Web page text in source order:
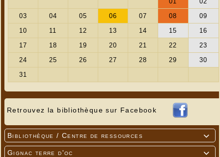
Retrouvez la bibliothèque sur Facebook

Bibliothèque / Centre de ressources

Gignac terre d'oc